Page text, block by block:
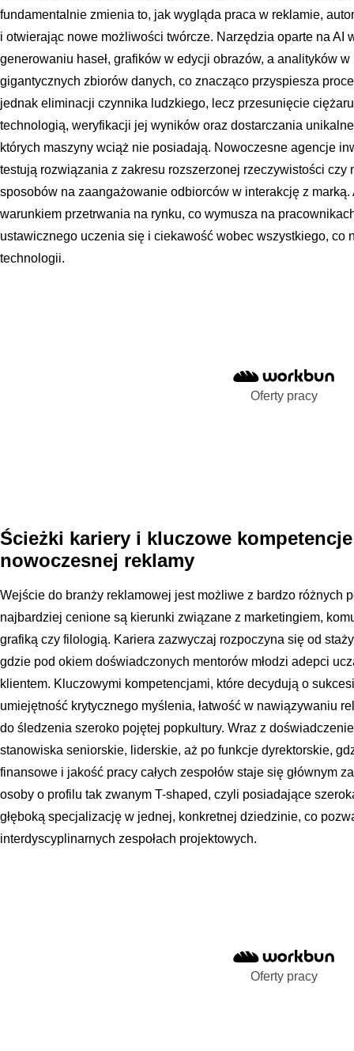
fundamentalnie zmienia to, jak wygląda praca w reklamie,
i otwierając nowe możliwości twórcze. Narzędzia oparte na AI
generowaniu haseł, grafików w edycji obrazów, a analityków
gigantycznych zbiorów danych, co znacząco przyspiesza
jednak eliminacji czynnika ludzkiego, lecz przesunięcie
technologią, weryfikacji jej wyników oraz dostarczania
których maszyny wciąż nie posiadają. Nowoczesne agencje
testują rozwiązania z zakresu rozszerzonej rzeczywistości czy
sposobów na zaangażowanie odbiorców w interakcję z
warunkiem przetrwania na rynku, co wymusza na
ustawicznego uczenia się i ciekawość wobec wszystkiego, co
technologii.
Oferty pracy
Ścieżki kariery i kluczowe
nowoczesnej reklamy
Wejście do branży reklamowej jest możliwe z bardzo różnych
najbardziej cenione są kierunki związane z marketingiem,
grafiką czy filologią. Kariera zazwyczaj rozpoczyna się od
gdzie pod okiem doświadczonych mentorów młodzi adepci
klientem. Kluczowymi kompetencjami, które decydują o
umiejętność krytycznego myślenia, łatwość w nawiązywaniu
do śledzenia szeroko pojętej popkultury. Wraz z
stanowiska seniorskie, liderskie, aż po funkcje dyrektorskie,
finansowe i jakość pracy całych zespołów staje się głównym
osoby o profilu tak zwanym T-shaped, czyli posiadające
głęboką specjalizację w jednej, konkretnej dziedzinie, co
interdyscyplinarnych zespołach projektowych.
Oferty pracy